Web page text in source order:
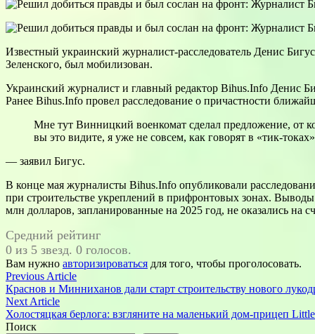
Известный украинский журналист-расследователь Денис
Зеленского, был мобилизован.
Украинский журналист и главный редактор Bihus.Info Денис
Ранее Bihus.Info провел расследование о причастности
Мне тут Винницкий военкомат сделал предложение, от
вы это видите, я уже не совсем, как говорят в «тик-
— заявил Бигус.
В конце мая журналисты Bihus.Info опубликовали
при строительстве укреплений в прифронтовых зонах.
млн долларов, запланированные на 2025 год, не оказались
Средний рейтинг
0 из 5 звезд. 0 голосов.
Вам нужно авторизироваться для того, чтобы проголосовать.
Навигация
по
записям
Previous ArticlePrevious
article:
Краснов и Минниханов дали старт строительству нового
Next ArticleNext
article:
Холостяцкая берлога: взгляните на маленький дом-прицеп
Поиск